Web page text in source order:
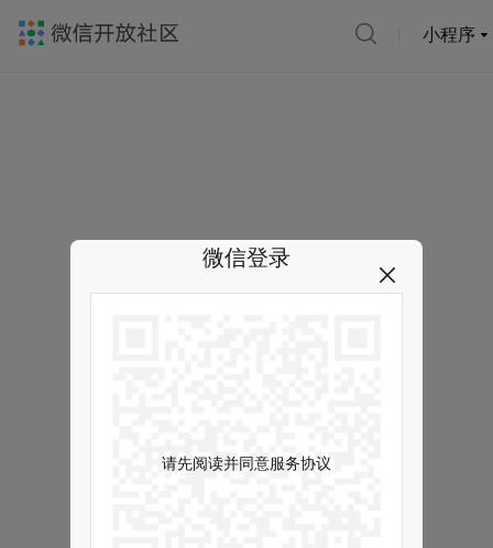
小程序
微信登录
请先阅读并同意服务协议